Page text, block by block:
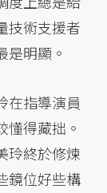
技術支援者
是明顯。
在指導演員
懂得藏拙。
玲終於修煉
鏡位好些構